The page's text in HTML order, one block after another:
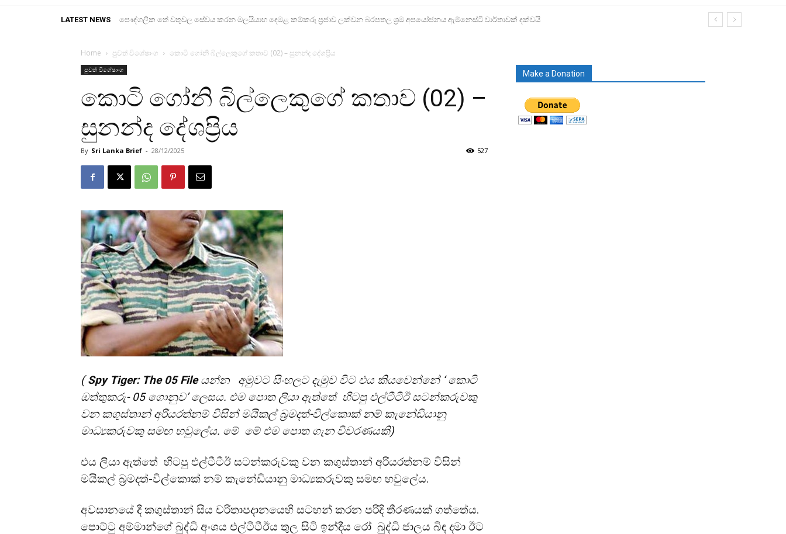
LATEST NEWS පෞද්ගලික තේ වතුවල සේවය කරන මලයියාහ දෙමළ කම්කරු ප්‍රජාව ලක්වන බරපතල ශ්‍රම අපයෝජනය ඇම්නෙස්ටි වාර්තාවක් දක්වයි
Home පුවත් විශේෂාංග කොටි ගෝනි බිල්ල‍ෙකුගේ කතාව (02) – සුනන්ද දේශප්‍රිය
පුවත් විශේෂාංග
කොටි ගෝනි බිල්ල‍ෙකුගේ කතාව (02) –
සුනන්ද දේශප්‍රිය
By Sri Lanka Brief - 28/12/2025 527
(Spy Tiger: The 05 Fileයන්න අමුවට සිංහලට දැමුව විට එය කියවෙන්නේ ‘ කොටි
ඔත්තුකරු- 05 ගොනුව’ ලෙසය. එම පොත ලියා ඇත්තේ හිටපු එල්ටීටීඊ සටන්කරුවකු
වන කගුස්තාන් අරියරත්නම් විසින් මයිකල් බ්‍රමදත්-විල්කොක් නම් කැනේඩියානු
මාධ්‍යකරුවකු සමඟ හවුලේය. මේ මේ එම පොත ගැන විවරණයකි)
එය ලියා ඇත්තේ හිටපු එල්ටීටීඊ සටන්කරුවකු වන කගුස්තාන් අරියරත්නම් විසින්
මයිකල් බ්‍රමදත්-විල්කොක් නම් කැනේඩියානු මාධ්‍යකරුවකු සමඟ හවුලේය.
අවසානයේ දී කගුස්තාන් සිය චරිතාපදානයෙහි සටහන් කරන පරිදි තීරණයක් ගත්තේය.
පොට්ටු අම්මාන්ගේ බුද්ධි අංශය එල්ටීටීඊය තුල සිටි ඉන්දීය රෝ බුද්ධි ජාලය බිඳ දමා ඊට
Make a Donation